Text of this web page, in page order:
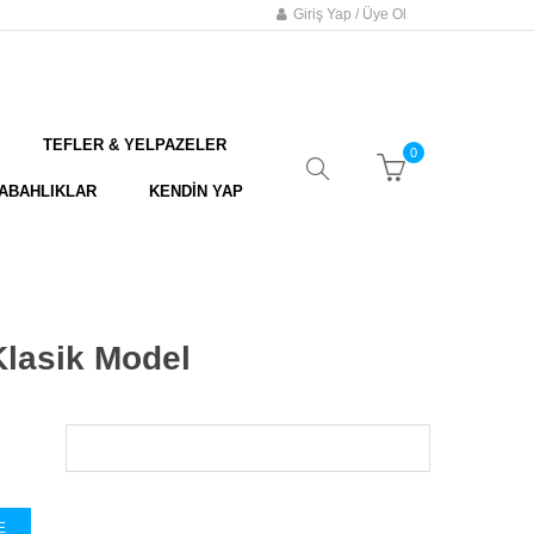
Giriş Yap / Üye Ol
TEFLER & YELPAZELER
KENDİN YAP
0
Model